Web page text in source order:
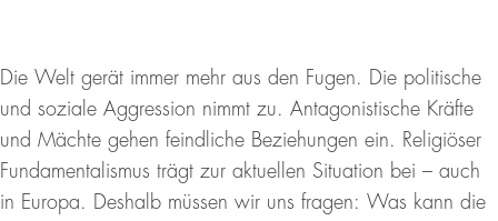
Die Welt gerät immer mehr aus den Fugen. Die politische
und soziale Aggression nimmt zu. Antagonistische Kräfte
und Mächte gehen feindliche Beziehungen ein. Religiöser
Fundamentalismus trägt zur aktuellen Situation bei – auch
in Europa. Deshalb müssen wir uns fragen: Was kann die